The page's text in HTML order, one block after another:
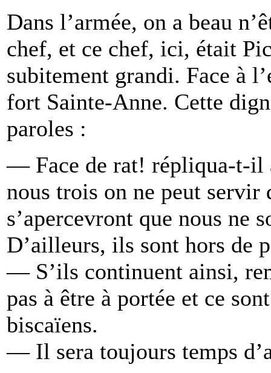
Dans l’armée, on a beau
chef, et ce chef, ici, était
subitement grandi. Face à
fort Sainte-Anne. Cette
paroles :
— Face de rat! répliqua-t-il
nous trois on ne peut servir
s’apercevront que nous ne
D’ailleurs, ils sont hors de
— S’ils continuent ainsi,
pas à être à portée et ce
biscaïens.
— Il sera toujours temps